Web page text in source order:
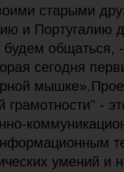
старыми
и Португалию
будем
сегодня
-
умений и